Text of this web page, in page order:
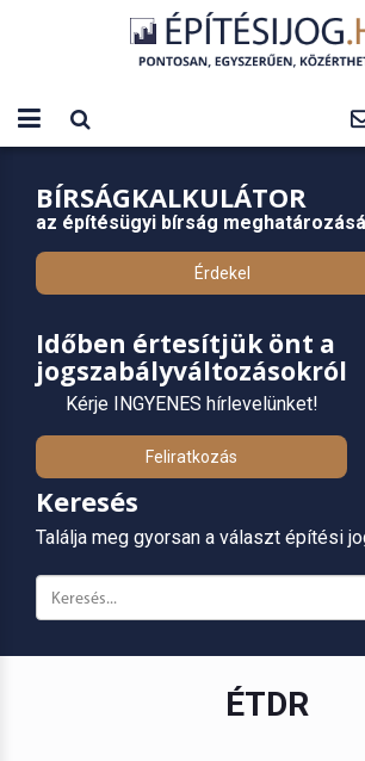
BÍRSÁGKALKULÁTOR
az építésügyi bírság
Érdekel
Időben értesítjük önt a
jogszabályváltozásokról
Kérje INGYENES hírlevelünket!
Feliratkozás
Keresés
Találja meg gyorsan a választ építési
ÉTDR